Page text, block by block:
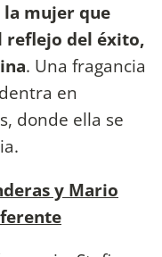
la mujer que
reflejo del éxito,
. Una fragancia
en
donde ella se
y Mario